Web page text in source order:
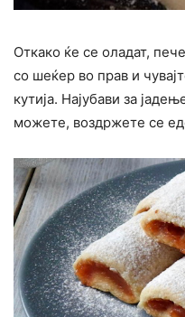
Откако ќе се оладат,
со шеќер во прав и
кутија. Најубави за
можете, воздржете се